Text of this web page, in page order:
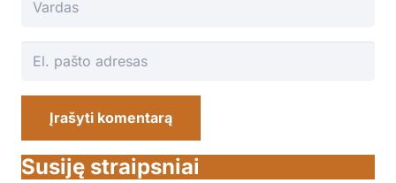
Įrašyti komentarą
Susiję straipsniai